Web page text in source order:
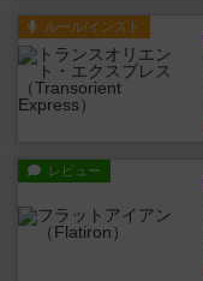
ルール/インスト
レビュー